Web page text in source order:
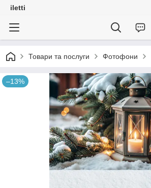
iletti
Товари та послуги Фотофони
–13%